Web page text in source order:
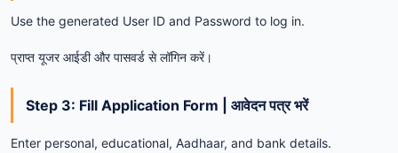
Use the generated User ID and Password to log in.
प्राप्त यूजर आईडी और पासवर्ड से लॉगिन करें।
Step 3: Fill Application Form | आवेदन पत्र भरें
Enter personal, educational, Aadhaar, and bank details.